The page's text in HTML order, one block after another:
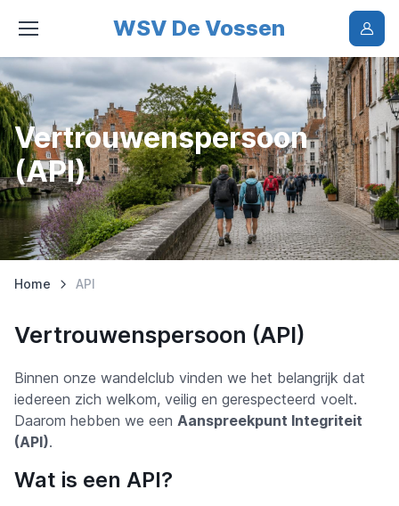
WSV De Vossen
Vertrouwenspersoon
(API)
Home API
Vertrouwenspersoon (API)
Binnen onze wandelclub vinden we het belangrijk dat
iedereen zich welkom, veilig en gerespecteerd voelt.
Daarom hebben we een Aanspreekpunt Integriteit
(API).
Wat is een API?